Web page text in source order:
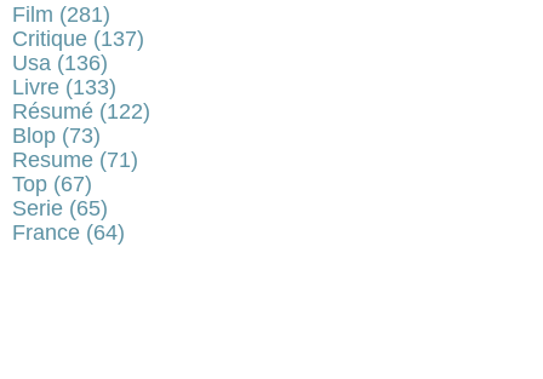
Film (281)
Critique (137)
Usa (136)
Livre (133)
Résumé (122)
Blop (73)
Resume (71)
Top (67)
Serie (65)
France (64)